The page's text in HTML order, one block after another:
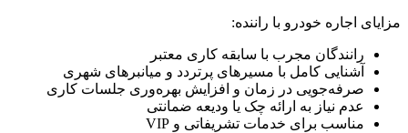
مزایای اجاره خودرو با راننده:
رانندگان مجرب با سابقه کاری معتبر
آشنایی کامل با مسیرهای پرتردد و میانبرهای شهری
صرفه‌جویی در زمان و افزایش بهره‌وری جلسات کاری
عدم نیاز به ارائه چک یا ودیعه ضمانتی
مناسب برای خدمات تشریفاتی و VIP